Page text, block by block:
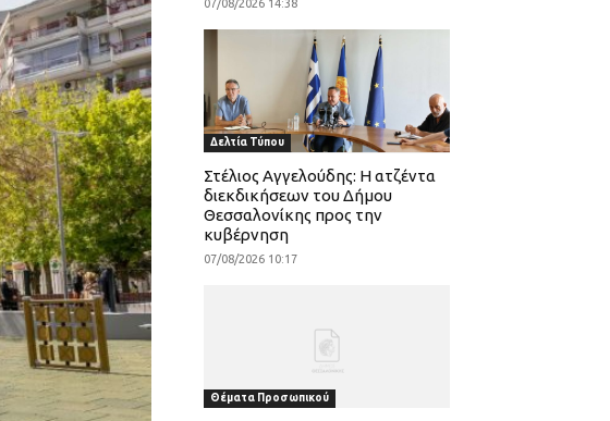
07/08/2026 14:38
Δελτία Τύπου
Στέλιος Αγγελούδης: Η ατζέντα
διεκδικήσεων του Δήμου
Θεσσαλονίκης προς την
κυβέρνηση
07/08/2026 10:17
Θέματα Προσωπικού